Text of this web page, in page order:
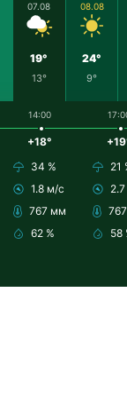
07.08
19°
13°
08.08
24°
9°
14:00
+18°
34 %
1.8 м/с
767 мм
62 %
21
58